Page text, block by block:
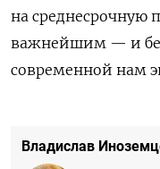
на среднесрочную
важнейшим — и
современной нам
Владислав